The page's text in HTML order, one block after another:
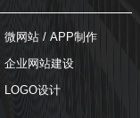
微网站 / APP制作
企业网站建设
LOGO设计